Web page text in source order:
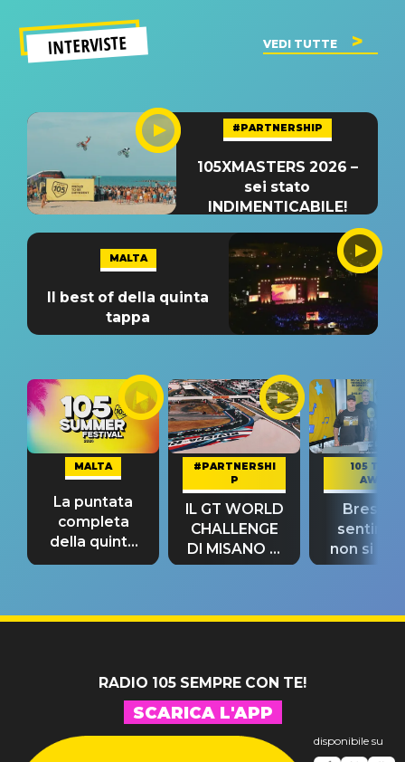
INTERVISTE VEDI TUTTE
#PARTNERSHIP
105XMASTERS 2026 –
sei stato
INDIMENTICABILE!
MALTA
Il best of della quinta
tappa
MALTA
La puntata
completa
della quinta
tappa
#PARTNERSHI
P
IL GT WORLD
CHALLENGE
DI MISANO si
riconferma
105 TAKE
AWAY
Bresh:
non si
fino alla
RADIO 105 SEMPRE CON TE!
SCARICA L'APP
disponibile su